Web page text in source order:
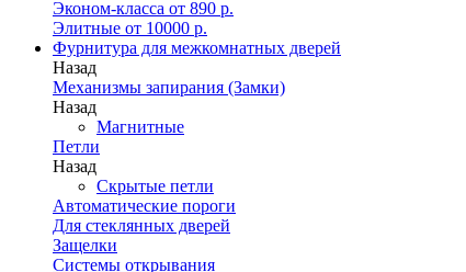
Эконом-класса от 890 р.
Элитные от 10000 р.
Фурнитура для межкомнатных дверей
Назад
Механизмы запирания (Замки)
Назад
Магнитные
Петли
Назад
Скрытые петли
Автоматические пороги
Для стеклянных дверей
Защелки
Системы открывания